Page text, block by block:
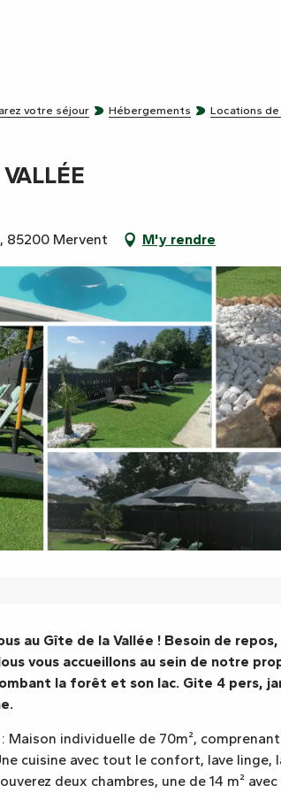
votre séjour Hébergements Locations de
85200 Mervent M'y rendre
au Gîte de la Vallée ! Besoin de
vous accueillons au sein de notre
la forêt et son lac. Gite 4 pers,
: Maison individuelle de 70m²,
cuisine avec tout le confort, lave linge,
deux chambres, une de 14 m²